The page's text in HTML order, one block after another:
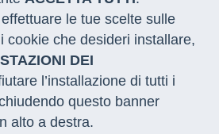
le tue scelte sulle
cookie che desideri installare,
DEI
l’installazione di tutti i
questo banner
alto a destra.